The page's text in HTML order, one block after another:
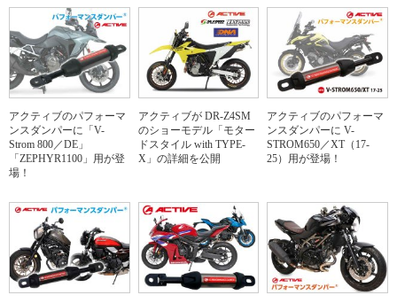
アクティブのパフォーマ
ンスダンパーに「V-
Strom 800／DE」
「ZEPHYR1100」用が登
場！
アクティブが DR-Z4SM
のショーモデル「モター
ドスタイル with TYPE-
X」の詳細を公開
アクティブのパフォーマ
ンスダンパーに V-
STROM650／XT（17-
25）用が登場！